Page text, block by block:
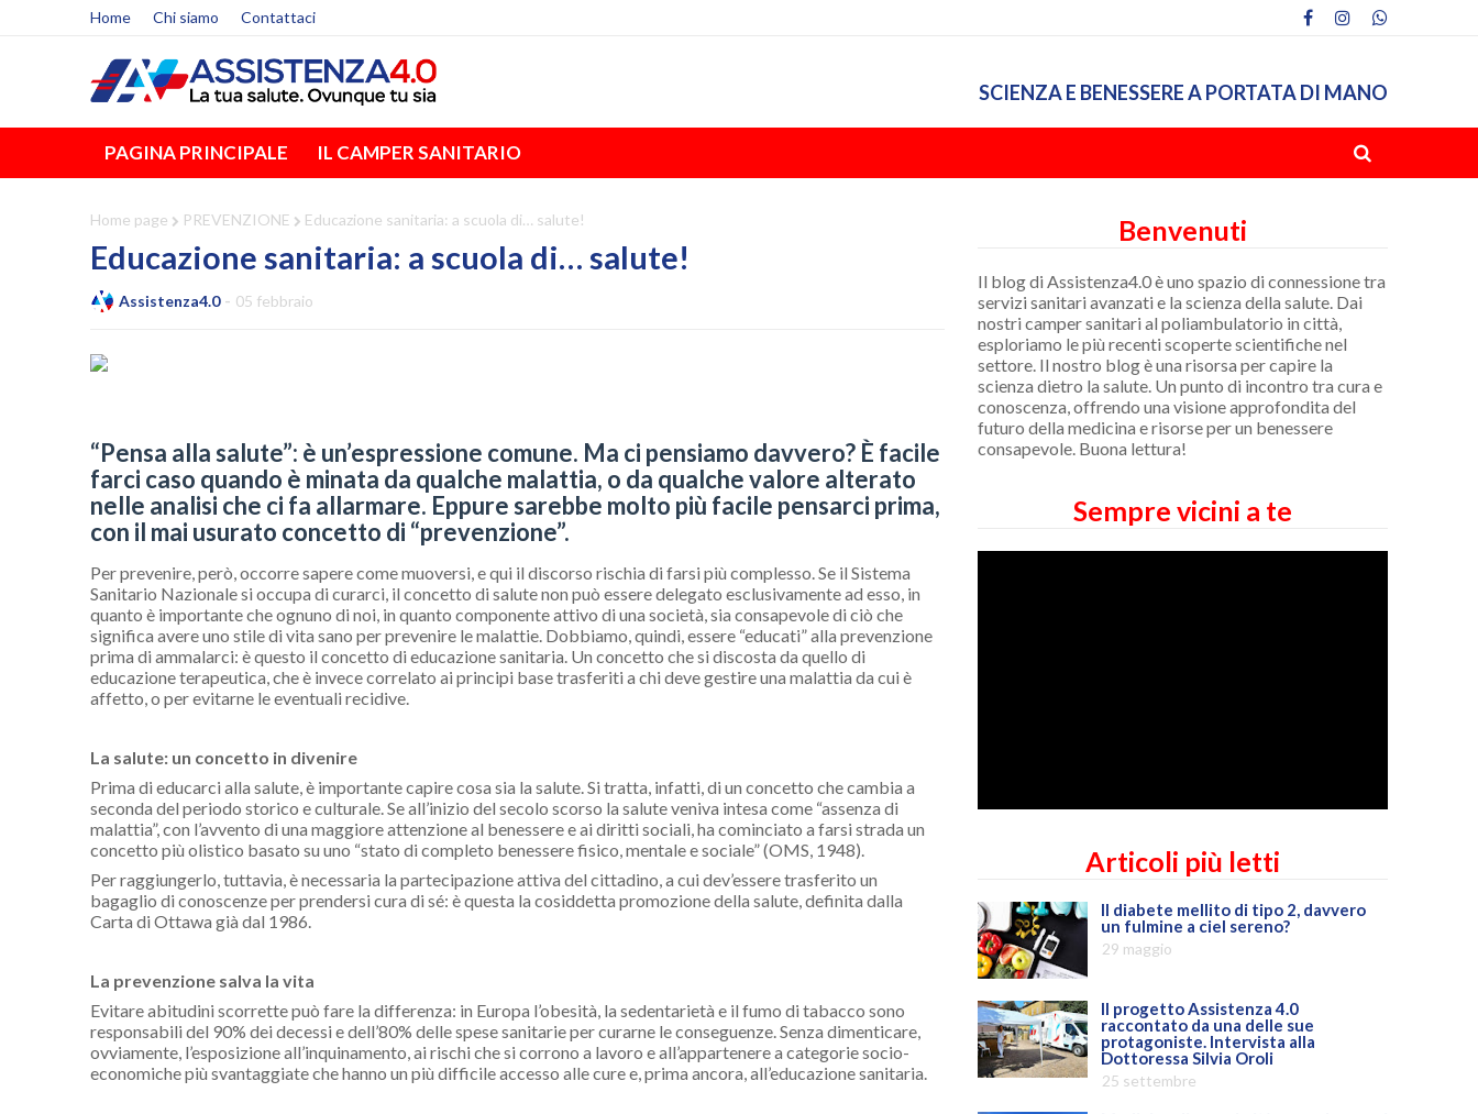
Home Chi siamo Contattaci
SCIENZA E BENESSERE A PORTATA DI MANO
PAGINA PRINCIPALE IL CAMPER SANITARIO
Home page PREVENZIONE Educazione sanitaria: a scuola di… salute!
Educazione sanitaria: a scuola di… salute!
Assistenza4.0 05 febbraio
“Pensa alla salute”: è un’espressione comune. Ma ci pensiamo davvero? È facile
farci caso quando è minata da qualche malattia, o da qualche valore alterato
nelle analisi che ci fa allarmare. Eppure sarebbe molto più facile pensarci prima,
con il mai usurato concetto di “prevenzione”.
Per prevenire, però, occorre sapere come muoversi, e qui il discorso rischia di farsi più complesso. Se il Sistema
Sanitario Nazionale si occupa di curarci, il concetto di salute non può essere delegato esclusivamente ad esso, in
quanto è importante che ognuno di noi, in quanto componente attivo di una società, sia consapevole di ciò che
significa avere uno stile di vita sano per prevenire le malattie. Dobbiamo, quindi, essere “educati” alla prevenzione
prima di ammalarci: è questo il concetto di educazione sanitaria. Un concetto che si discosta da quello di
educazione terapeutica, che è invece correlato ai principi base trasferiti a chi deve gestire una malattia da cui è
affetto, o per evitarne le eventuali recidive.
La salute: un concetto in divenire
Prima di educarci alla salute, è importante capire cosa sia la salute. Si tratta, infatti, di un concetto che cambia a
seconda del periodo storico e culturale. Se all’inizio del secolo scorso la salute veniva intesa come “assenza di
malattia”, con l’avvento di una maggiore attenzione al benessere e ai diritti sociali, ha cominciato a farsi strada un
concetto più olistico basato su uno “stato di completo benessere fisico, mentale e sociale” (OMS, 1948).
Per raggiungerlo, tuttavia, è necessaria la partecipazione attiva del cittadino, a cui dev’essere trasferito un
bagaglio di conoscenze per prendersi cura di sé: è questa la cosiddetta promozione della salute, definita dalla
Carta di Ottawa già dal 1986.
La prevenzione salva la vita
Evitare abitudini scorrette può fare la differenza: in Europa l’obesità, la sedentarietà e il fumo di tabacco sono
responsabili del 90% dei decessi e dell’80% delle spese sanitarie per curarne le conseguenze. Senza dimenticare,
ovviamente, l’esposizione all’inquinamento, ai rischi che si corrono a lavoro e all’appartenere a categorie socio-
economiche più svantaggiate che hanno un più difficile accesso alle cure e, prima ancora, all’educazione sanitaria.
Benvenuti
Il blog di Assistenza4.0 è uno spazio di connessione tra
servizi sanitari avanzati e la scienza della salute. Dai
nostri camper sanitari al poliambulatorio in città,
esploriamo le più recenti scoperte scientifiche nel
settore. Il nostro blog è una risorsa per capire la
scienza dietro la salute. Un punto di incontro tra cura e
conoscenza, offrendo una visione approfondita del
futuro della medicina e risorse per un benessere
consapevole. Buona lettura!
Sempre vicini a te
Articoli più letti
Il diabete mellito di tipo 2, davvero
un fulmine a ciel sereno?
29 maggio
Il progetto Assistenza 4.0
raccontato da una delle sue
protagoniste. Intervista alla
Dottoressa Silvia Oroli
25 settembre